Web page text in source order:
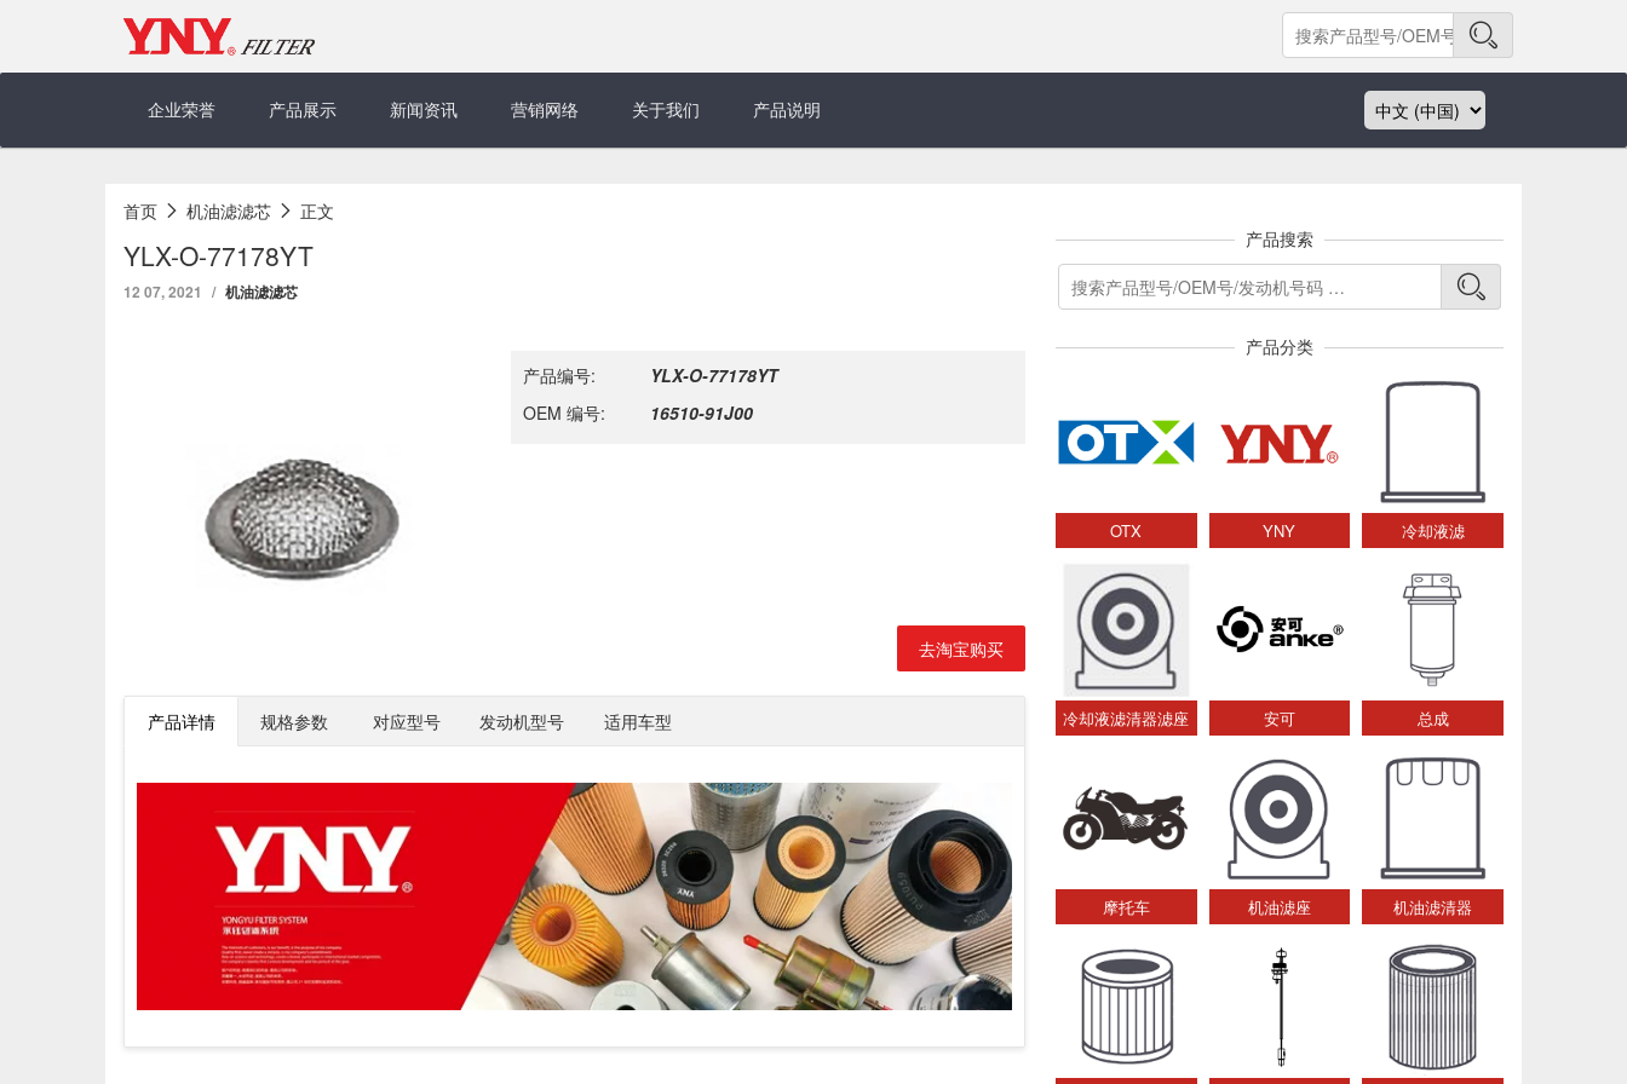
企业荣誉
产品展示 新闻资讯 营销网络 关于我们 产品说明
首页 机油滤滤芯 正文
YLX-O-77178YT
12 07, 2021 机油滤滤芯
产品编号:
YLX-O-77178YT
OEM 编号:
16510-91J00
去淘宝购买
产品详情 规格参数 对应型号 发动机型号 适用车型
产品搜索
产品分类
OTX YNY 冷却液滤
冷却液滤清器滤座 安可 总成
摩托车 机油滤座 机油滤清器